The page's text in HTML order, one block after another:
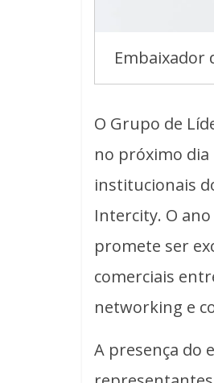
Embaixador
O Grupo de
no próximo dia
institucionais
Intercity. O
promete ser
comerciais
networking e
A presença do